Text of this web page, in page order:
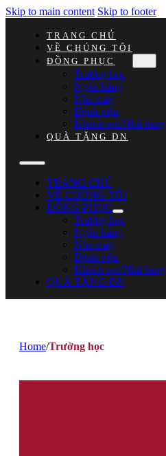
Skip to main content Skip to footer
TRANG CHỦ
VỀ CHÚNG TÔI
ĐỒNG PHỤC
Trường học
Ngân hàng
Nhà máy
Bệnh viện
Khách sạn/Nhà hàng
QUÀ TẶNG DN
TRANG CHỦ
VỀ CHÚNG TÔI
ĐỒNG PHỤC
Trường học
Ngân hàng
Nhà máy
Bệnh viện
Khách sạn/Nhà hàng
QUÀ TẶNG DN
Home/Trường học